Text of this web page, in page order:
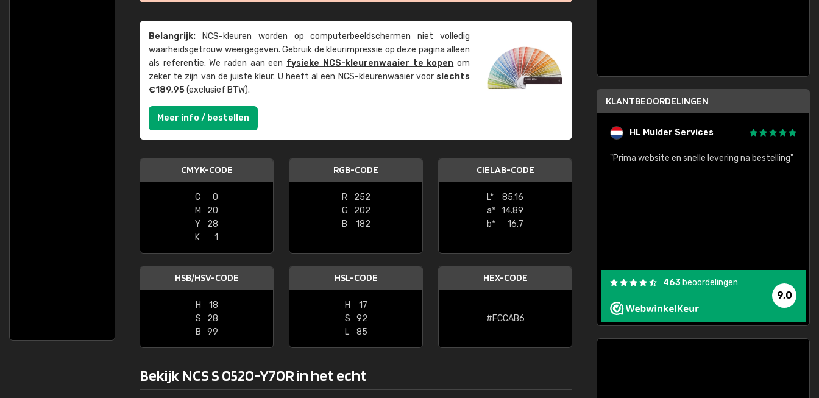
Belangrijk: NCS-kleuren worden op computer­beeld­schermen niet volledig
waarheids­­getrouw weer­gegeven. Gebruik de kleur­impressie op deze pagina alleen
als referentie. We raden aan een fysieke NCS-kleuren­waaier te kopen om
zeker te zijn van de juiste kleur. U heeft al een NCS-kleuren­waaier voor slechts
€189,95(exclusief BTW).
Meer info / bestellen
CMYK-CODE
C
0
M
20
Y
28
K
1
RGB-CODE
R
252
G
202
B
182
CIELAB-CODE
L*
85.16
a* 14.89
b*
16.7
HSB/HSV-CODE
H
18
S
28
B
99
HSL-CODE
H
17
S
92
L
85
HEX-CODE
#FCCAB6
Bekijk NCS S 0520-Y70R in het echt
KLANTBEOORDELINGEN
"Super snelle service en zeer betaalbaar!"
HL Mulder Services
"Prima website en snelle levering na bestelling"
9,0
463 beoordelingen